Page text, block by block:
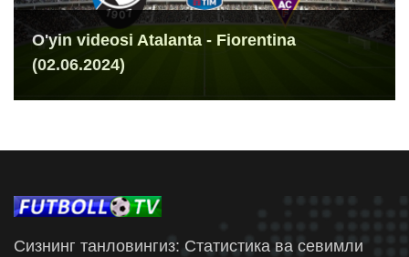
O'yin videosi Atalanta - Fiorentina
(02.06.2024)
Сизнинг танловингиз: Статистика ва севимли